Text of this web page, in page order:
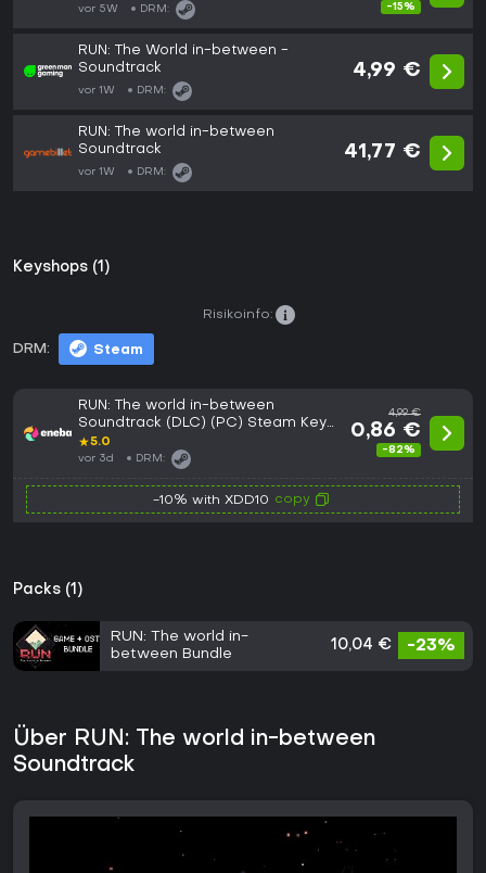
vor 5W DRM: -15%
RUN: The World in-between -
Soundtrack
vor 1W DRM:
4,99 €
RUN: The world in-between
Soundtrack
vor 1W DRM:
41,77 €
Keyshops (1)
DRM: Steam
Risikoinfo:
RUN: The world in-between
Soundtrack (DLC) (PC) Steam Key
GLOBAL
★5.0
vor 3d DRM:
4,99 €
0,86 €
-82%
-10% with XDD10 copy
Packs (1)
RUN: The world in-
between Bundle
10,04 € -23%
Über RUN: The world in-between
Soundtrack